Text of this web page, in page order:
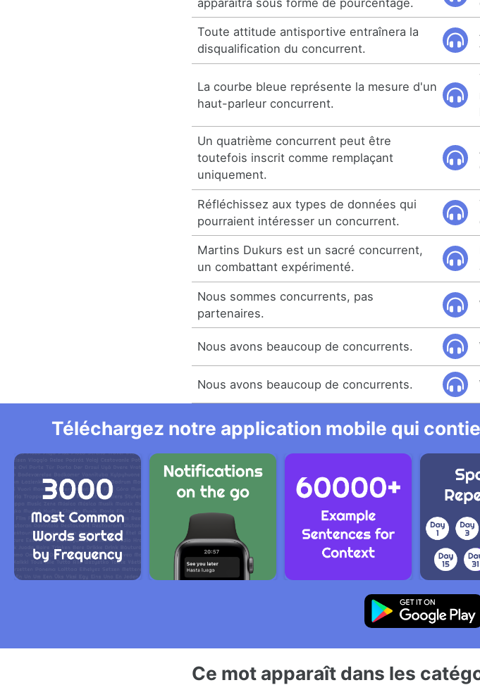
Toute attitude antisportive entraînera la
disqualification du concurrent.
La courbe bleue représente la mesure d'un
haut-parleur concurrent.
Un quatrième concurrent peut être
toutefois inscrit comme remplaçant
uniquement.
Réfléchissez aux types de données qui
pourraient intéresser un concurrent.
Martins Dukurs est un sacré concurrent,
un combattant expérimenté.
Nous sommes concurrents, pas
partenaires.
Nous avons beaucoup de concurrents.
Nous avons beaucoup de concurrents.
Téléchargez notre application mobile qui
Ce mot apparaît dans les